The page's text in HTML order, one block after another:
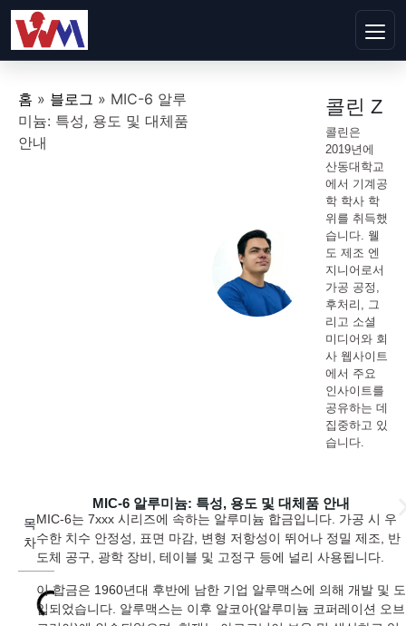
홈 » 블로그 » MIC-6 알루
미늄: 특성, 용도 및 대체품
안내
콜린 Z
콜린은
2019년에
산동대학교
에서 기계공
학 학사 학
위를 취득했
습니다. 웰
도 제조 엔
지니어로서
가공 공정,
후처리, 그
리고 소셜
미디어와 회
사 웹사이트
에서 주요
인사이트를
공유하는 데
집중하고 있
습니다.
목
차
MIC-6 알루미늄: 특성, 용도 및 대체품 안내
MIC-6는 7xxx 시리즈에 속하는 알루미늄 합금입니다. 가공 시 우
수한 치수 안정성, 표면 마감, 변형 저항성이 뛰어나 정밀 제조, 반
도체 공구, 광학 장비, 테이블 및 고정구 등에 널리 사용됩니다.
이 합금은 1960년대 후반에 남한 기업 알루맥스에 의해 개발 및 도
입되었습니다. 알루맥스는 이후 알코아(알루미늄 코퍼레이션 오브